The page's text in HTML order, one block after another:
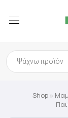
Products
search
Shop »